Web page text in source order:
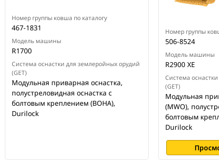
Номер группы ковша по каталогу
467-1831
Модель машины
R1700
Система оснастки для землеройных орудий
(GET)
Модульная приварная оснастка,
полустреловидная оснастка с
болтовым креплением (BOHA),
Durilock
Номер группы
506-8524
Модель машины
R2900 XE
Система
(GET)
Модульная
(MWO),
болтовым
Durilock